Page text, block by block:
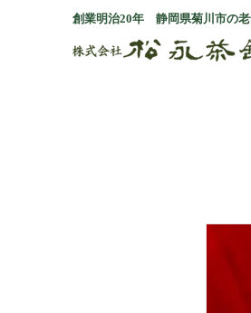
創業明治20年 静岡県菊川市の